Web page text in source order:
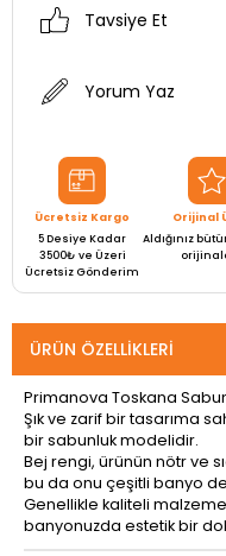
Tavsiye Et
Yorum Yaz
Ücretsiz Kargo
5 Desiye Kadar
3500₺ ve Üzeri
Ücretsiz Gönderim
Orijinal
Aldığınız
ÜRÜN ÖZELLIKLERI
Primanova Toskana
Şık ve zarif bir tasarıma
bir sabunluk modelidir.
Bej rengi, ürünün nötr ve
bu da onu çeşitli banyo
Genellikle kaliteli
banyonuzda estetik bir